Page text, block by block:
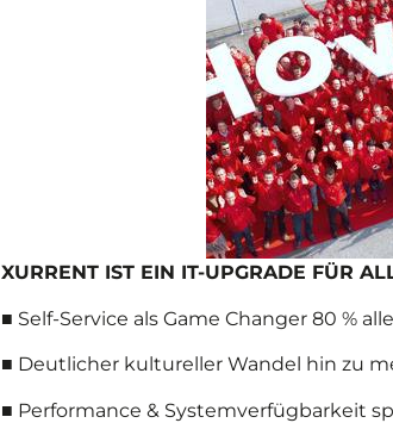
XURRENT IST EIN IT-UPGRADE FÜR
■ Self-Service als Game Changer 80 %
■ Deutlicher kultureller Wandel hin zu
■ Performance & Systemverfügbarkeit